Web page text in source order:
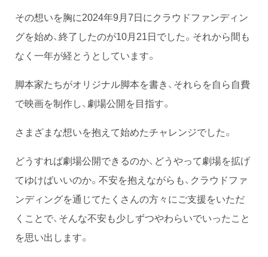
その想いを胸に2024年9月7日にクラウドファンディン
グを始め、終了したのが10月21日でした。それから間も
なく一年が経とうとしています。
脚本家たちがオリジナル脚本を書き、それらを自ら自費
で映画を制作し、劇場公開を目指す。
さまざまな想いを抱えて始めたチャレンジでした。
どうすれば劇場公開できるのか、どうやって劇場を拡げ
てゆけばいいのか。不安を抱えながらも、クラウドファ
ンディングを通じてたくさんの方々にご支援をいただ
くことで、そんな不安も少しずつやわらいでいったこと
を思い出します。